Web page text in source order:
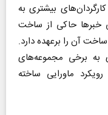
بیشتری به
خبرها حاکی از ساخت
آن را برعهده دارد.
به برخی مجموعه‌های
ماورایی ساخته